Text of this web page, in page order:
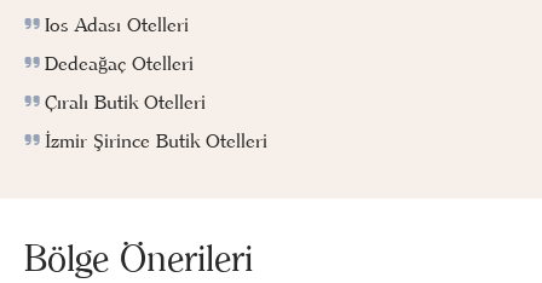
Ios Adası Otelleri
Dedeağaç Otelleri
Çıralı Butik Otelleri
İzmir Şirince Butik Otelleri
Bölge Önerileri